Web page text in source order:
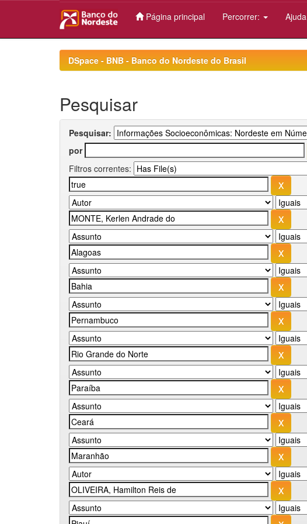
Página principal Percorrer: Ajuda
DSpace - BNB - Banco do Nordeste do Brasil
Pesquisar
Pesquisar:
por
Filtros correntes: